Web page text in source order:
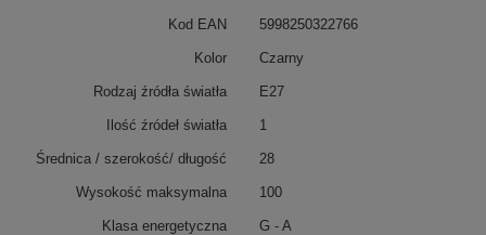
Kod EAN 5998250322766
Kolor Czarny
Rodzaj źródła światła E27
Ilość źródeł światła 1
Średnica / szerokość/ długość 28
Wysokość maksymalna 100
Klasa energetyczna G - A